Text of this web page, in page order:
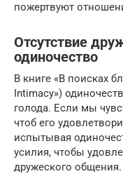
пожертвуют
Отсутствие
одиночество
В книге «В поисках
Intimacy»)
голода. Если мы
чтоб его
испытывая
усилия, чтобы
дружеского общения.